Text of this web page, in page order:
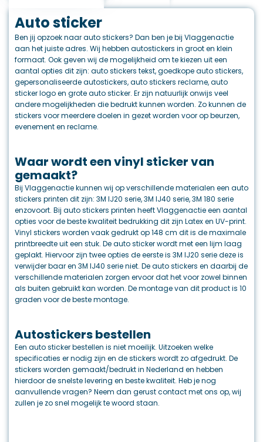
Auto sticker
Ben jij opzoek naar auto stickers? Dan ben je bij Vlaggenactie
aan het juiste adres. Wij hebben autostickers in groot en klein
formaat. Ook geven wij de mogelijkheid om te kiezen uit een
aantal opties dit zijn: auto stickers tekst, goedkope auto stickers,
gepersonaliseerde autostickers, auto stickers reclame, auto
sticker logo en grote auto sticker. Er zijn natuurlijk onwijs veel
andere mogelijkheden die bedrukt kunnen worden. Zo kunnen de
stickers voor meerdere doelen in gezet worden voor op beurzen,
evenement en reclame.
Waar wordt een vinyl sticker van
gemaakt?
Bij Vlaggenactie kunnen wij op verschillende materialen een auto
stickers printen dit zijn: 3M IJ20 serie, 3M IJ40 serie, 3M 180 serie
enzovoort. Bij auto stickers printen heeft Vlaggenactie een aantal
opties voor de beste kwaliteit bedrukking dit zijn Latex en UV-print.
Vinyl stickers worden vaak gedrukt op 148 cm dit is de maximale
printbreedte uit een stuk. De auto sticker wordt met een lijm laag
geplakt. Hiervoor zijn twee opties de eerste is 3M IJ20 serie deze is
verwijder baar en 3M IJ40 serie niet. De auto stickers en daarbij de
verschillende materialen zorgen ervoor dat het voor zowel binnen
als buiten gebruikt kan worden. De montage van dit product is 10
graden voor de beste montage.
Autostickers bestellen
Een auto sticker bestellen is niet moeilijk. Uitzoeken welke
specificaties er nodig zijn en de stickers wordt zo afgedrukt. De
stickers worden gemaakt/bedrukt in Nederland en hebben
hierdoor de snelste levering en beste kwaliteit. Heb je nog
aanvullende vragen? Neem dan gerust contact met ons op, wij
zullen je zo snel mogelijk te woord staan.